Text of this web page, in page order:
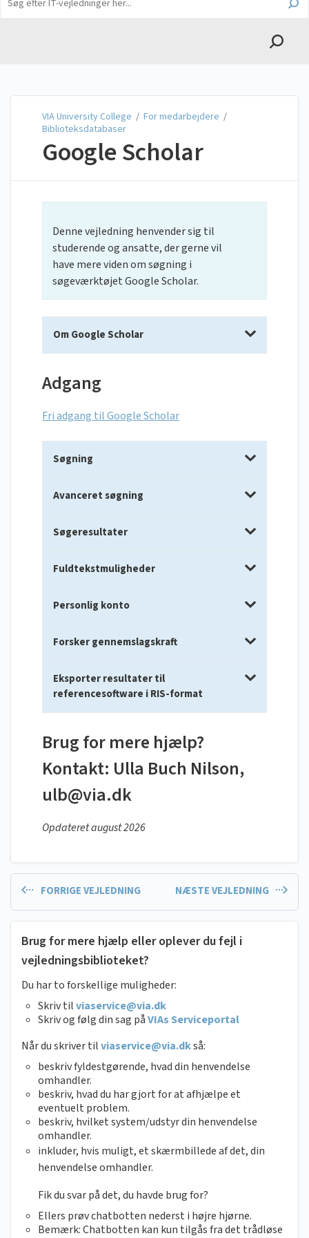
English
VIA University College / For medarbejdere /
Biblioteksdatabaser
Google Scholar
Denne vejledning henvender sig til
studerende og ansatte, der gerne vil
have mere viden om søgning i
søgeværktøjet Google Scholar.
Om Google Scholar
Adgang
Fri adgang til Google Scholar
Søgning
Avanceret søgning
Søgeresultater
Fuldtekstmuligheder
Personlig konto
Forsker gennemslagskraft
Eksporter resultater til
referencesoftware i RIS-format
Brug for mere hjælp?
Kontakt: Ulla Buch Nilson,
ulb@via.dk
Opdateret august 2026
FORRIGE VEJLEDNING NÆSTE VEJLEDNING
Brug for mere hjælp eller oplever du fejl i
vejledningsbiblioteket?
Du har to forskellige muligheder:
Skriv tilviaservice@via.dk
Skriv og følg din sag påVIAs Serviceportal
Når du skriver tilviaservice@via.dkså:
beskriv fyldestgørende, hvad din henvendelse
omhandler.
beskriv, hvad du har gjort for at afhjælpe et
eventuelt problem.
beskriv, hvilket system/udstyr din henvendelse
omhandler.
inkluder, hvis muligt, et skærmbillede af det, din
henvendelse omhandler.
Fik du svar på det, du havde brug for?
Ellers prøv chatbotten nederst i højre hjørne.
Bemærk: Chatbotten kan kun tilgås fra det trådløse